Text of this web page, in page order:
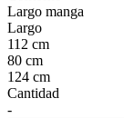
Largo manga
Largo
112 cm
80 cm
124 cm
Cantidad
-